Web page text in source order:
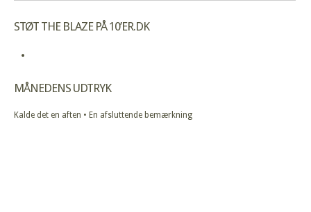
STØT THE BLAZE PÅ 10’ER.DK
MÅNEDENS UDTRYK
Kalde det en aften • En afsluttende bemærkning